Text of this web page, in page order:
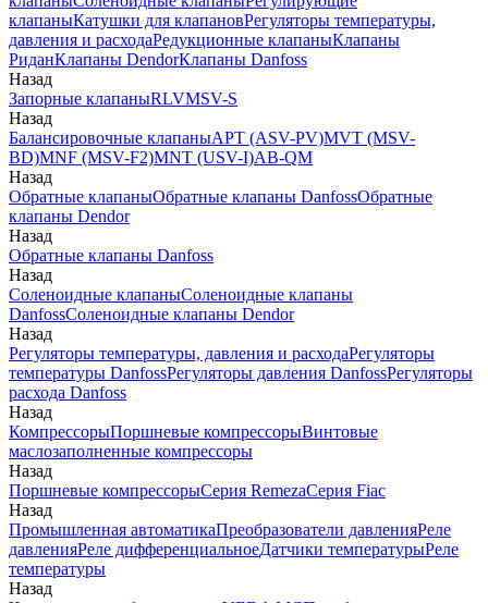
клапаныКатушки для клапановРегуляторы температуры,
давления и расходаРедукционные клапаныКлапаны
РиданКлапаны DendorКлапаны Danfoss
Назад
Запорные клапаныRLVMSV-S
Назад
Балансировочные клапаныAPT (ASV-PV)MVT (MSV-
BD)MNF (MSV-F2)MNT (USV-I)AB-QM
Назад
Обратные клапаныОбратные клапаны DanfossОбратные
клапаны Dendor
Назад
Обратные клапаны Danfoss
Назад
Соленоидные клапаныСоленоидные клапаны
DanfossСоленоидные клапаны Dendor
Назад
Регуляторы температуры, давления и расходаРегуляторы
температуры DanfossРегуляторы давления DanfossРегуляторы
расхода Danfoss
Назад
КомпрессорыПоршневые компрессорыВинтовые
маслозаполненные компрессоры
Назад
Поршневые компрессорыСерия RemezaСерия Fiac
Назад
Промышленная автоматикаПреобразователи давленияРеле
давленияРеле дифференциальноеДатчики температурыРеле
температуры
Назад